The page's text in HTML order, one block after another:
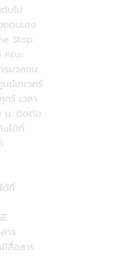
นไป
ตนเอง
Stop
คณะ
รมวลชน
ย์เทเวศร์
ร์ เวลา
น. ติดต่อ
ได้ที่ :
ด้ที่
าร
สื่อสาร